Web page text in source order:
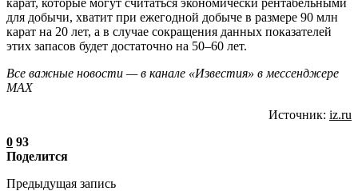
для добычи, хватит при ежегодной добыче в размере 90 млн
карат на 20 лет, а в случае сокращения данных показателей
этих запасов будет достаточно на 50–60 лет.
Все важные новости — в канале «Известия» в мессенджере
МАХ
Источник: iz.ru
0 93
Поделится
Предыдущая запись